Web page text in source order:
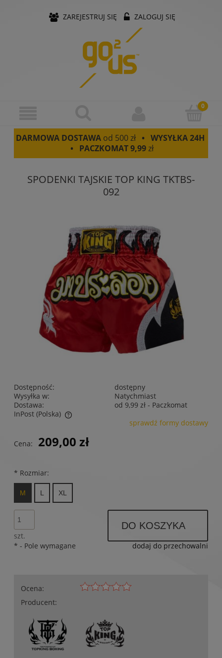
ZAREJESTRUJ SIĘ ZALOGUJ SIĘ
DARMOWA DOSTAWA od 500 zł• WYSYŁKA 24H
• PACZKOMAT9,99zł
SPODENKI TAJSKIE TOP KING TKTBS-
092
Dostępność:
dostępny
Wysyłka w:
Natychmiast
Dostawa:
od 9,99 zł - Paczkomat
InPost (Polska)
Cena nie zawiera ewentualnych kosztów płatności
sprawdź formy dostawy
Cena: 209,00 zł
* Rozmiar:
M L XL
szt.
DO KOSZYKA
dodaj do przechowalni
* - Pole wymagane
Ocena:
Producent: